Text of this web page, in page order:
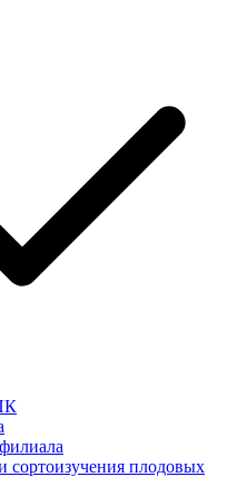
сортоизучения плодовых